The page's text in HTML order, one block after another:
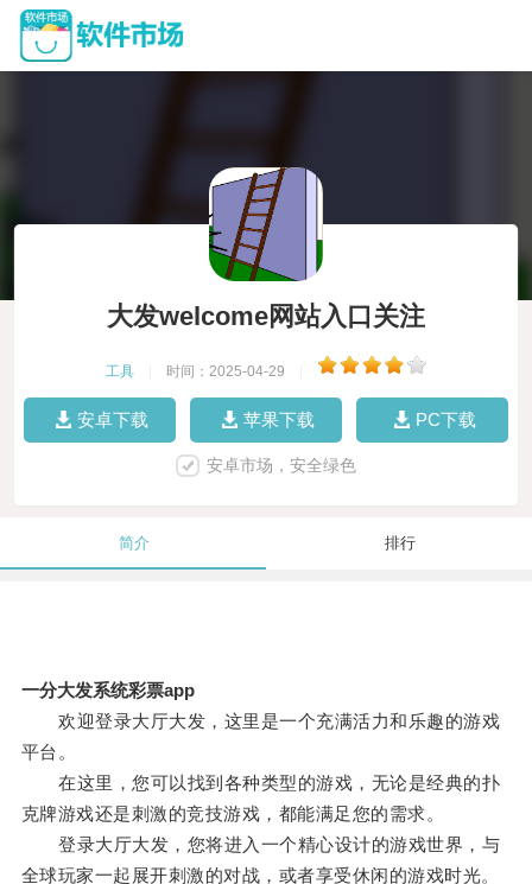
大发welcome网站入口关注
工具 时间：2025-04-29
安卓下载 苹果下载 PC下载
安卓市场，安全绿色
简介 排行
一分大发系统彩票app
欢迎登录大厅大发，这里是一个充满活力和乐趣的游戏
平台。
在这里，您可以找到各种类型的游戏，无论是经典的扑
克牌游戏还是刺激的竞技游戏，都能满足您的需求。
登录大厅大发，您将进入一个精心设计的游戏世界，与
全球玩家一起展开刺激的对战，或者享受休闲的游戏时光。